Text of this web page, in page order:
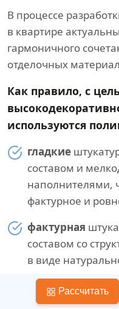
В процессе
в квартире
гармоничного
отделочных
Как правило, с
используются
гладкие
составом и
наполнителями,
фактурное и
фактурная
составом со
в виде
волокна;
камешковая
Рассчитать